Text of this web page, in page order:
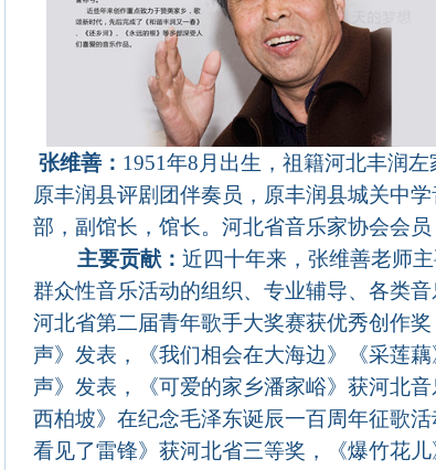
张维善： 1951年8月出生，祖籍河北丰润
原丰润县评剧团伴奏员，原丰润县城关中
部，副馆长，馆长。河北省音乐家协会会
主要贡献：近四十年来，张维善老师
群众性音乐活动的组织、专业辅导、各类
河北省第二届青年歌手大奖赛获优秀创作
声》发表，《我们相会在大海边》《采莲
声》发表，《可爱的家乡潘家峪》获河北
西柏坡》在纪念毛泽东诞辰一百周年征歌
看见了雷锋》获河北省三等奖，《爆竹花